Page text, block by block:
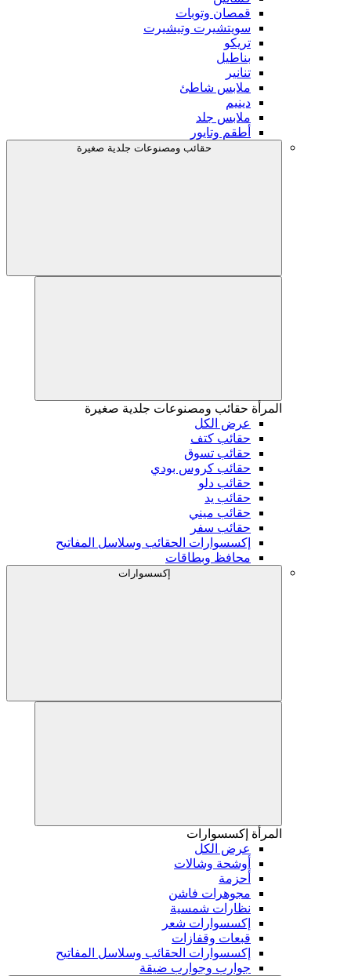
قمصان وتوبات
سويتشيرت وتيشيرت
تريكو
بناطيل
تنانير
ملابس شاطئ
دينيم
ملابس جلد
أطقم وتايور
حقائب ومصنوعات جلدية صغيرة
المرأة حقائب ومصنوعات جلدية صغيرة
عرض الكل
حقائب كتف
حقائب تسوق
حقائب كروس بودي
حقائب دلو
حقائب يد
حقائب ميني
حقائب سفر
إكسسوارات الحقائب وسلاسل المفاتيح
محافظ وبطاقات
إكسسوارات
المرأة إكسسوارات
عرض الكل
أوشحة وشالات
أحزمة
مجوهرات فاشن
نظارات شمسية
إكسسوارات شعر
قبعات وقفازات
إكسسوارات الحقائب وسلاسل المفاتيح
جوارب وجوارب ضيقة